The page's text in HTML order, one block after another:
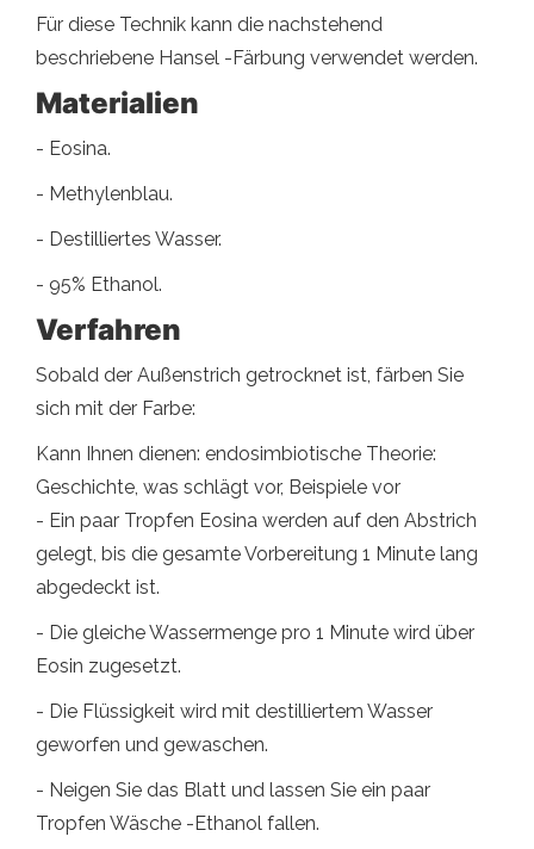
Für diese Technik kann die nachstehend
beschriebene Hansel -Färbung verwendet werden.
Materialien
- Eosina.
- Methylenblau.
- Destilliertes Wasser.
- 95% Ethanol.
Verfahren
Sobald der Außenstrich getrocknet ist, färben Sie
sich mit der Farbe:
Kann Ihnen dienen: endosimbiotische Theorie:
Geschichte, was schlägt vor, Beispiele vor
- Ein paar Tropfen Eosina werden auf den Abstrich
gelegt, bis die gesamte Vorbereitung 1 Minute lang
abgedeckt ist.
- Die gleiche Wassermenge pro 1 Minute wird über
Eosin zugesetzt.
- Die Flüssigkeit wird mit destilliertem Wasser
geworfen und gewaschen.
- Neigen Sie das Blatt und lassen Sie ein paar
Tropfen Wäsche -Ethanol fallen.